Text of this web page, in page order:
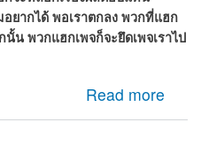
ยากได้ พอเราตกลง พวกที่แฮก
นั้น พวกแฮกเพจก็จะยึดเพจเราไป
Read more
กูเพจที่ถูกแฮก